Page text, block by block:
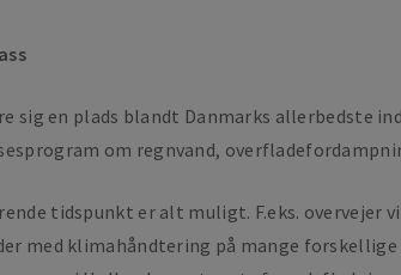
sig en plads blandt Danmarks allerbedste
om regnvand,
tidspunkt er alt muligt. F.eks. overvejer
med klimahåndtering på mange